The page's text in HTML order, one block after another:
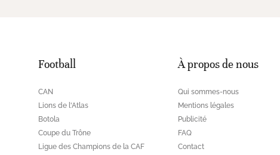
Football
CAN
Lions de l'Atlas
Botola
Coupe du Trône
Ligue des Champions de la CAF
À propos de nous
Qui sommes-nous
Mentions légales
Publicité
FAQ
Contact